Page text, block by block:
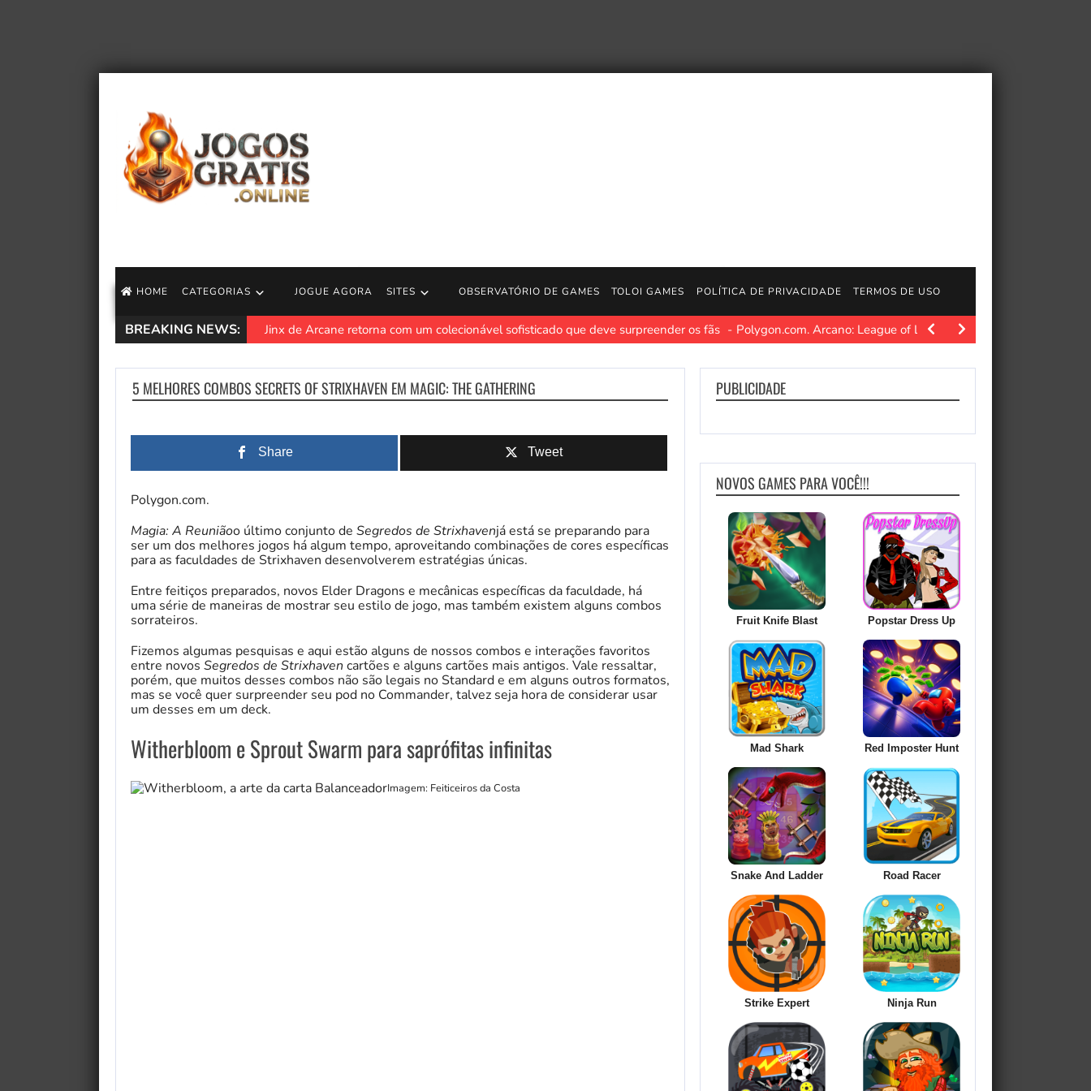
HOME CATEGORIAS JOGUE AGORA SITES OBSERVATÓRIO DE GAMES TOLOI GAMES POLÍTICA DE PRIVACIDADE TERMOS DE USO
BREAKING NEWS: Trailer de jogo de Tetris® 99 – 55th MAXIMUS CUP – Nintendo Switch O evento Tetris® 99 55th MAXIMUS CUP acontece das…
5 MELHORES COMBOS SECRETS OF STRIXHAVEN EM MAGIC: THE GATHERING
Share Tweet
Polygon.com.
Magia: A Reuniãoo último conjunto de Segredos de Strixhavenjá está se preparando para
ser um dos melhores jogos há algum tempo, aproveitando combinações de cores específicas
para as faculdades de Strixhaven desenvolverem estratégias únicas.
Entre feitiços preparados, novos Elder Dragons e mecânicas específicas da faculdade, há
uma série de maneiras de mostrar seu estilo de jogo, mas também existem alguns combos
sorrateiros.
Fizemos algumas pesquisas e aqui estão alguns de nossos combos e interações favoritos
entre novos Segredos de Strixhaven cartões e alguns cartões mais antigos. Vale ressaltar,
porém, que muitos desses combos não são legais no Standard e em alguns outros formatos,
mas se você quer surpreender seu pod no Commander, talvez seja hora de considerar usar
um desses em um deck.
Witherbloom e Sprout Swarm para saprófitas infinitas
Imagem: Feiticeiros da Costa
PUBLICIDADE
NOVOS GAMES PARA VOCÊ!!!
Fruit Knife Blast Popstar Dress Up
Mad Shark Red Imposter Hunt
Snake And Ladder Road Racer
Strike Expert Ninja Run